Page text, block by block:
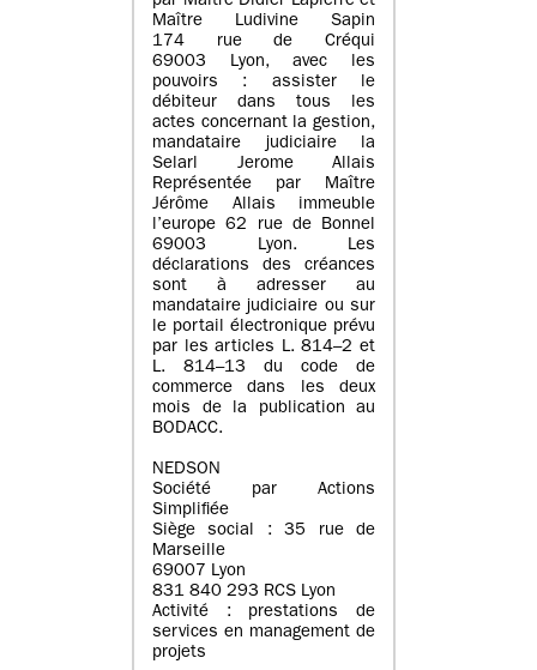
Maître Ludivine Sapin
174 rue de Créqui
69003 Lyon, avec les
pouvoirs : assister le
débiteur dans tous les
actes concernant la gestion,
mandataire judiciaire la
Selarl Jerome Allais
Représentée par Maître
Jérôme Allais immeuble
l’europe 62 rue de Bonnel
69003 Lyon. Les
déclarations des créances
sont à adresser au
mandataire judiciaire ou sur
le portail électronique prévu
par les articles L. 814–2 et
L. 814–13 du code de
commerce dans les deux
mois de la publication au
BODACC.
NEDSON
Société par Actions
Simplifiée
Siège social : 35 rue de
Marseille
69007 Lyon
831 840 293 RCS Lyon
Activité : prestations de
services en management de
projets